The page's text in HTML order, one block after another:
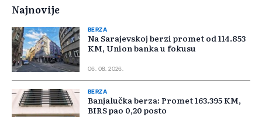
Najnovije
BERZA
Na Sarajevskoj berzi promet od 114.853
KM, Union banka u fokusu
06. 08. 2026.
BERZA
Banjalučka berza: Promet 163.395 KM,
BIRS pao 0,20 posto